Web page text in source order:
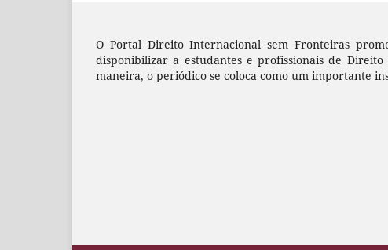
O Portal Direito Internacional sem Fronteiras
disponibilizar a estudantes e profissionais de
maneira, o periódico se coloca como um importante